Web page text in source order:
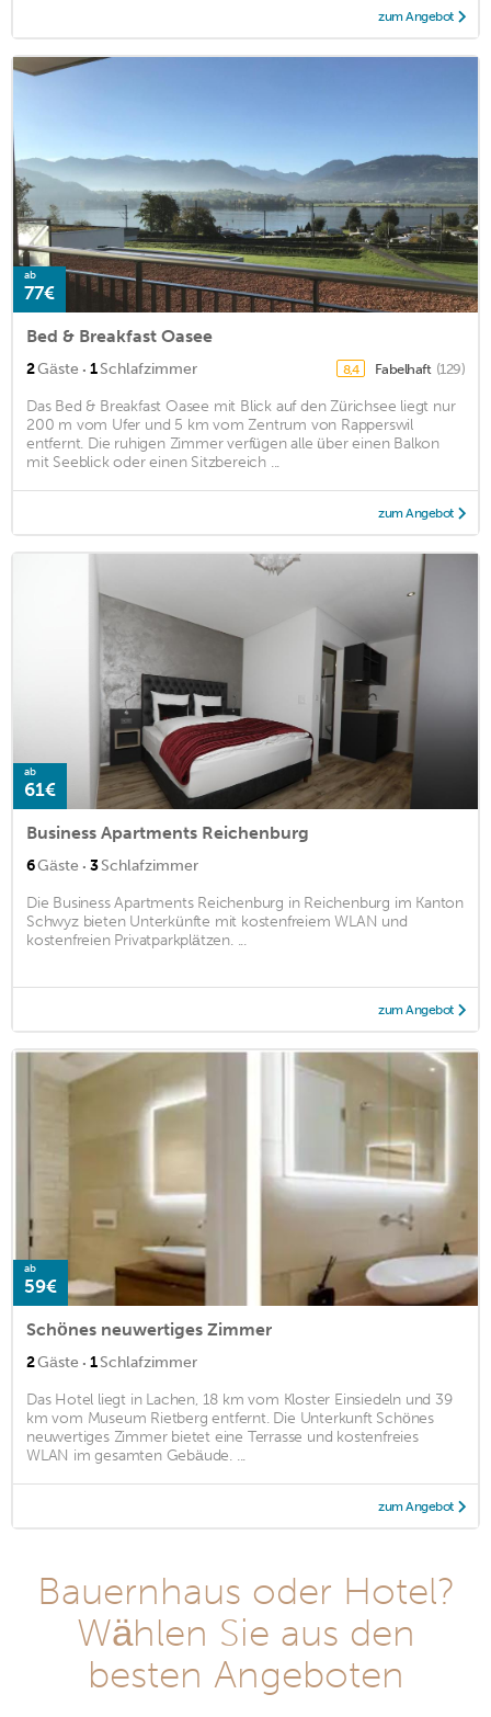
zum Angebot
ab
77€
Bed & Breakfast Oasee
2Gäste · 1Schlafzimmer 8,4 Fabelhaft (129)
Das Bed & Breakfast Oasee mit Blick auf den Zürichsee liegt nur
200 m vom Ufer und 5 km vom Zentrum von Rapperswil
entfernt. Die ruhigen Zimmer verfügen alle über einen Balkon
mit Seeblick oder einen Sitzbereich ...
zum Angebot
ab
61€
Business Apartments Reichenburg
6Gäste · 3Schlafzimmer
Die Business Apartments Reichenburg in Reichenburg im Kanton
Schwyz bieten Unterkünfte mit kostenfreiem WLAN und
kostenfreien Privatparkplätzen. ...
zum Angebot
ab
59€
Schönes neuwertiges Zimmer
2Gäste · 1Schlafzimmer
Das Hotel liegt in Lachen, 18 km vom Kloster Einsiedeln und 39
km vom Museum Rietberg entfernt. Die Unterkunft Schönes
neuwertiges Zimmer bietet eine Terrasse und kostenfreies
WLAN im gesamten Gebäude. ...
zum Angebot
Bauernhaus oder Hotel?
Wählen Sie aus den
besten Angeboten